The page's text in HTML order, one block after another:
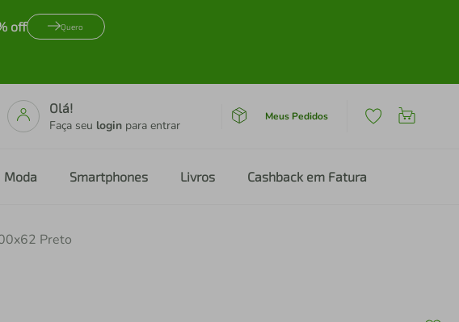
off Quero
Olá!
Faça seu login para entrar
Meus Pedidos
Moda Smartphones Livros Cashback em Fatura
Preto